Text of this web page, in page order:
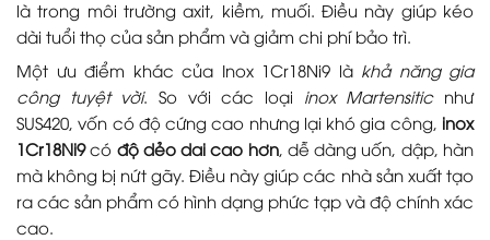
là trong môi trường axit, kiềm, muối. Điều này giúp kéo
dài tuổi thọ của sản phẩm và giảm chi phí bảo trì.
Một ưu điểm khác của Inox 1Cr18Ni9 là khả năng gia
công tuyệt vời. So với các loại inox Martensiticnhư
SUS420, vốn có độ cứng cao nhưng lại khó gia công, inox
1Cr18Ni9có độ dẻo dai cao hơn, dễ dàng uốn, dập, hàn
mà không bị nứt gãy. Điều này giúp các nhà sản xuất tạo
ra các sản phẩm có hình dạng phức tạp và độ chính xác
cao.